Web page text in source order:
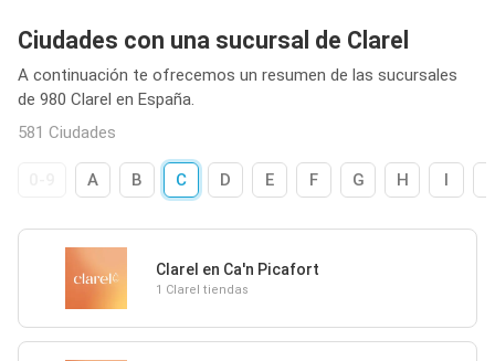
Ciudades con una sucursal de Clarel
A continuación te ofrecemos un resumen de las sucursales
de 980 Clarel en España.
581 Ciudades
A B C D E F G H I
Clarel en Ca'n Picafort
1 Clarel tiendas